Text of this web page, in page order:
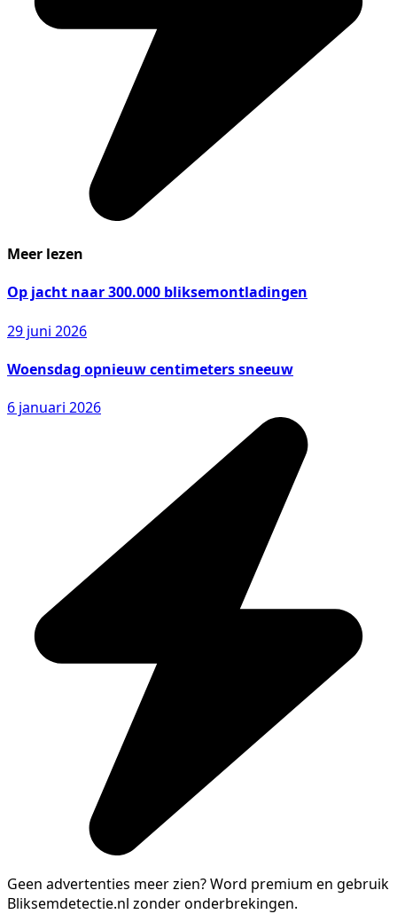
Meer lezen
Op jacht naar 300.000 bliksemontladingen
29 juni 2026
Woensdag opnieuw centimeters sneeuw
6 januari 2026
Geen advertenties meer zien?Word premium en gebruik
Bliksemdetectie.nl zonder onderbrekingen.